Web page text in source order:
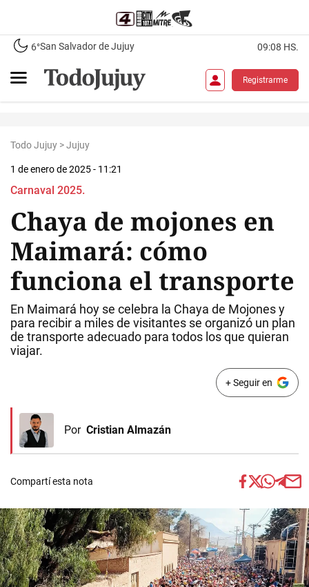
6°San Salvador de Jujuy 09:08 HS.
Registrarme
Todo Jujuy >Jujuy
1 de enero de 2025 - 11:21
Carnaval 2025.
Chaya de mojones en
Maimará: cómo
funciona el transporte
En Maimará hoy se celebra la Chaya de Mojones y
para recibir a miles de visitantes se organizó un plan
de transporte adecuado para todos los que quieran
viajar.
+ Seguir en
Por Cristian Almazán
Compartí esta nota